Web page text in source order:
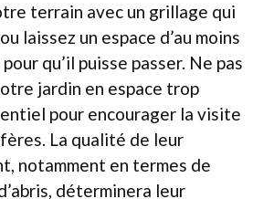
terrain avec un grillage qui
laissez un espace d’au moins
qu’il puisse passer. Ne pas
jardin en espace trop
pour encourager la visite
La qualité de leur
notamment en termes de
déterminera leur